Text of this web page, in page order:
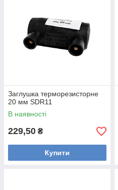
Заглушка терморезисторне
20 мм SDR11
В наявності
229,50 ₴
Купити